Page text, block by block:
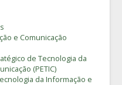
e Comunicação
de Tecnologia da
(PETIC)
da Informação e